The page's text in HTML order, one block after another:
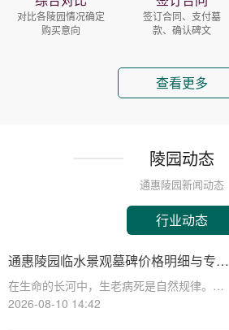
对比各陵园情况确定
购买意向
签订合同、支付墓
款、确认碑文
查看更多
陵园动态
通惠陵园新闻动态
行业动态
通惠陵园临水景观墓碑价格明细与专属
优惠福利深度解析
在生命的长河中，生老病死是自然规律。当
亲人离去，我们如何安放他们的灵魂，寄托
2026-08-10 14:42